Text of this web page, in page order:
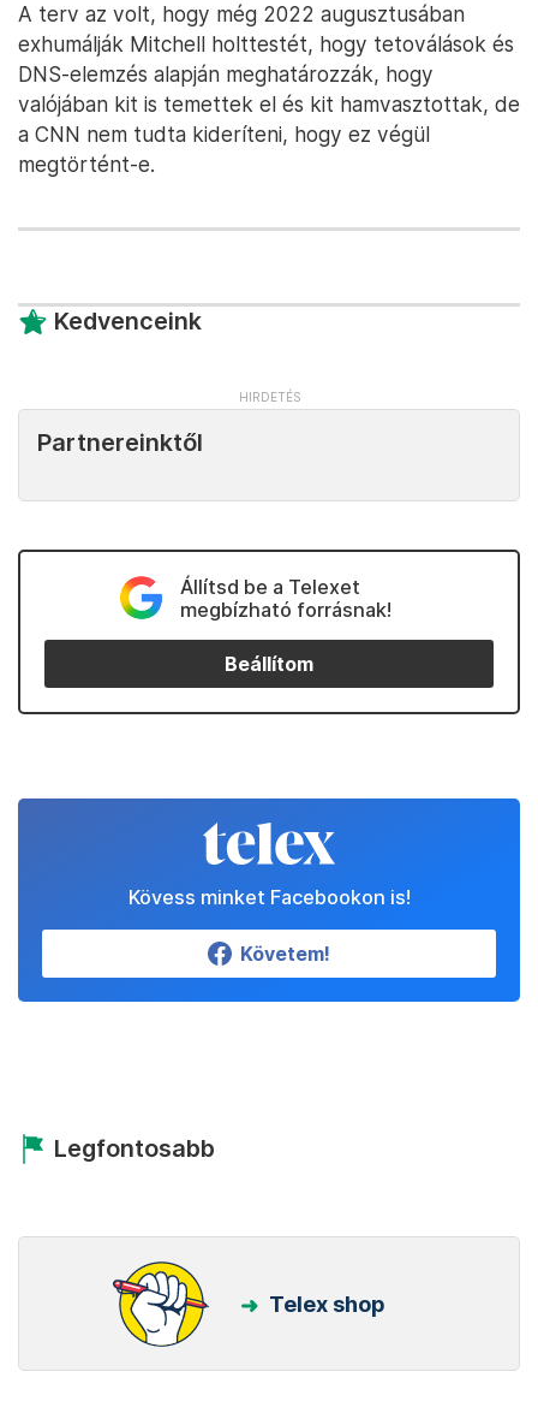
A terv az volt, hogy még 2022 augusztusában
exhumálják Mitchell holttestét, hogy tetoválások és
DNS-elemzés alapján meghatározzák, hogy
valójában kit is temettek el és kit hamvasztottak, de
a CNN nem tudta kideríteni, hogy ez végül
megtörtént-e.
Kedvenceink
Partnereinktől
Állítsd be a Telexet
megbízható forrásnak!
Beállítom
Kövess minket Facebookon is!
Követem!
Legfontosabb
Telex shop